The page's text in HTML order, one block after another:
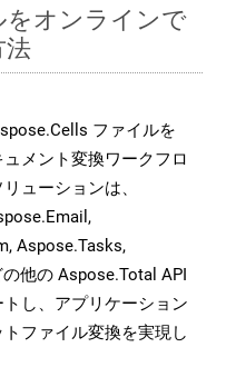
をオンラインで
法
ファイルを
メント変換ワークフロ
ューションは、
Aspose.Tasks,
他の Aspose.Total API
し、アプリケーション
ファイル変換を実現し